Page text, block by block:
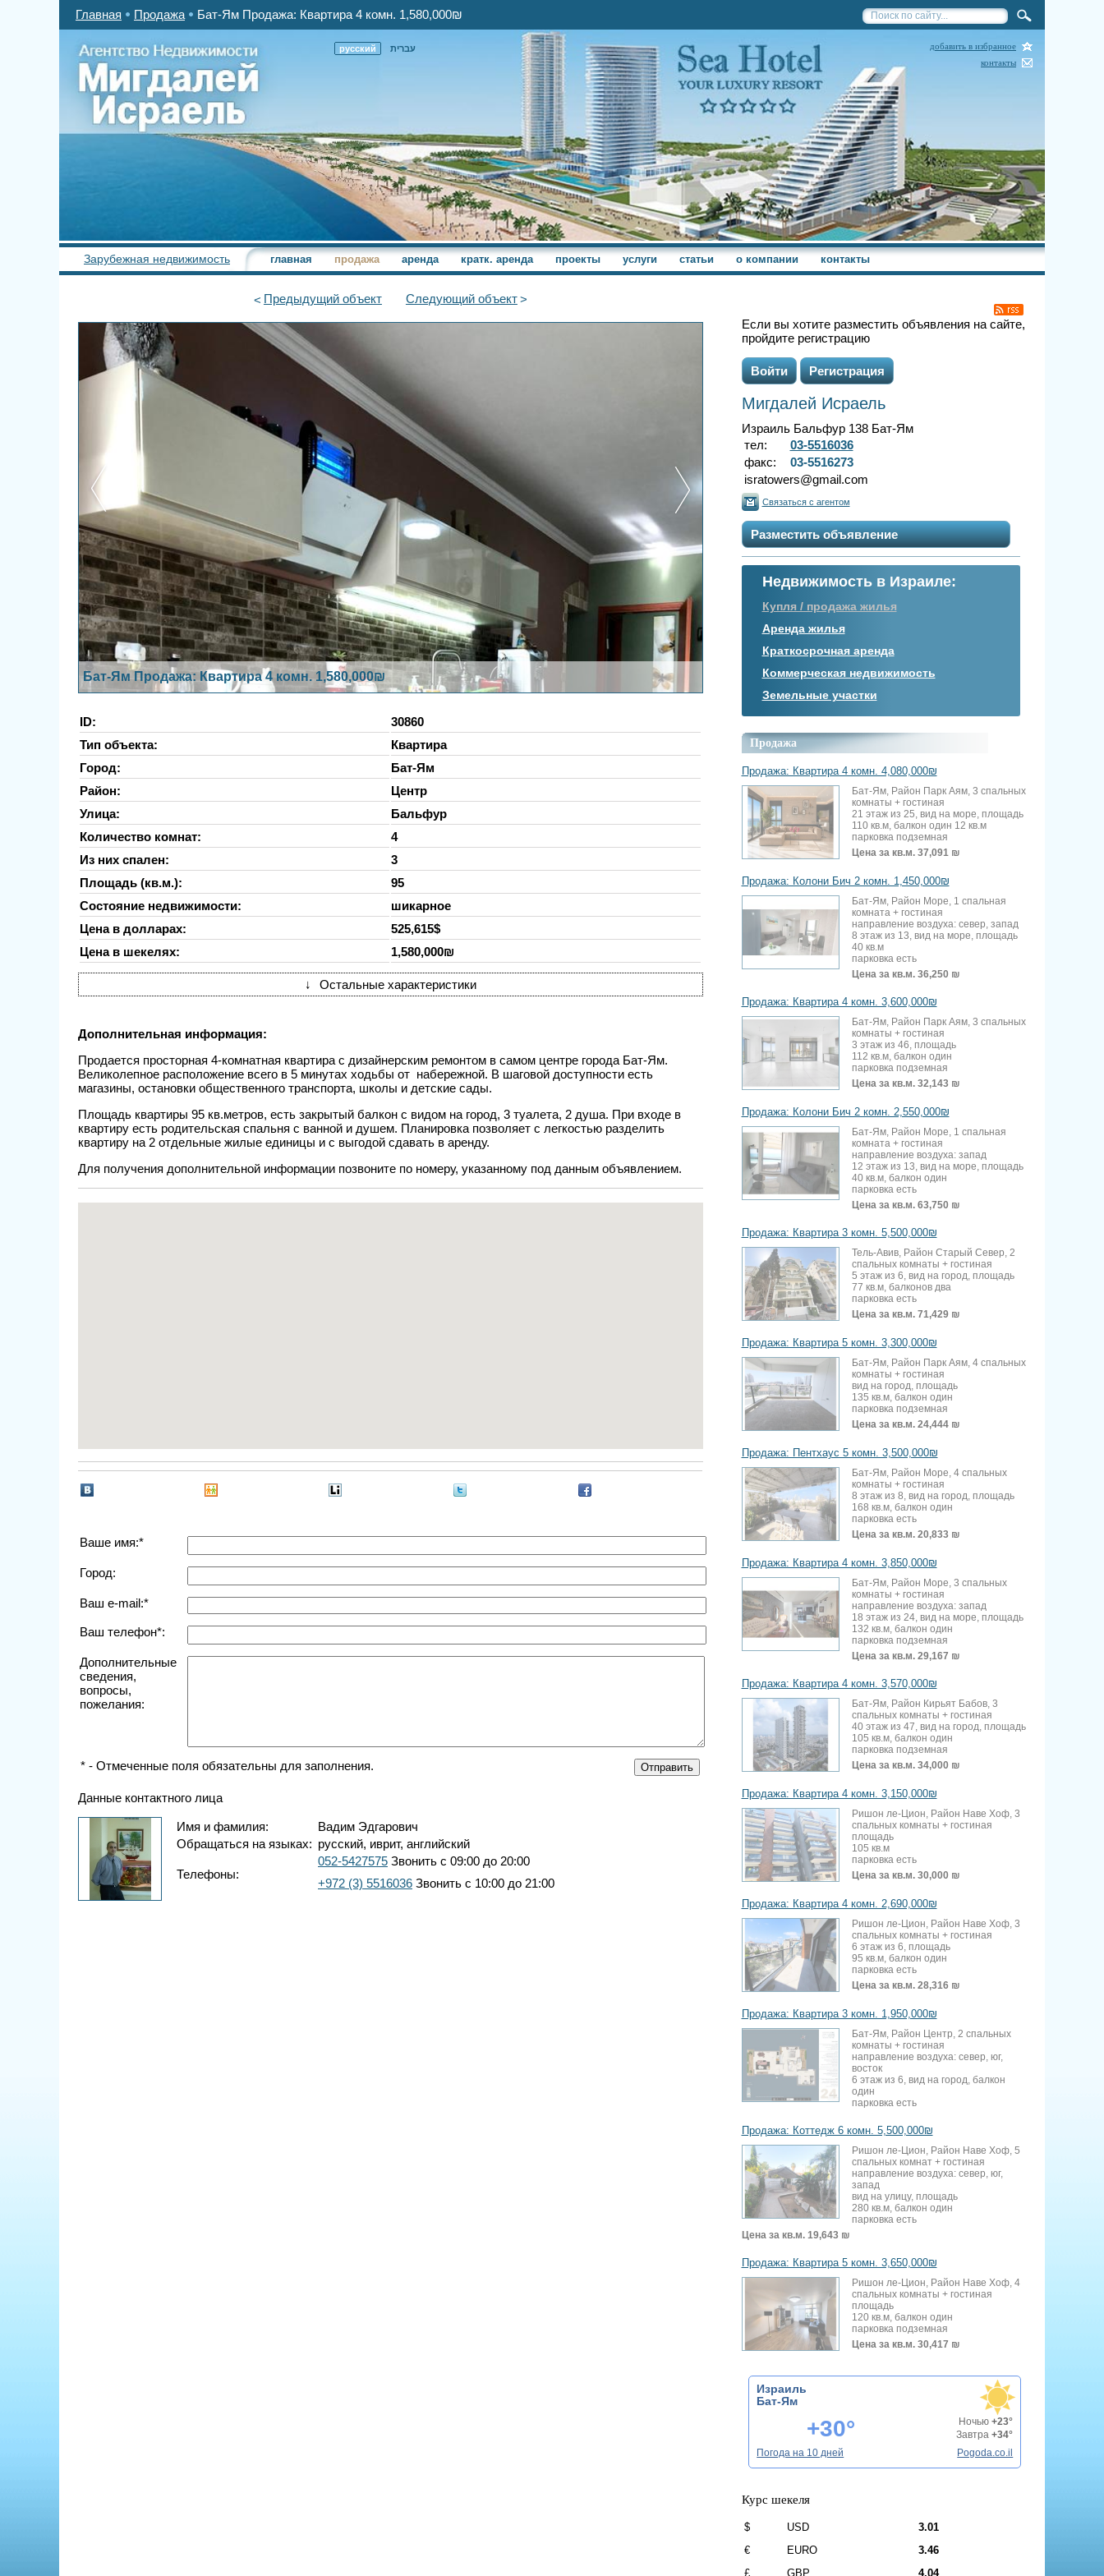
Главная Продажа Бат-Ям Продажа: Квартира 4 комн. 1,580,000₪
עברית русский
добавить в избранное
контакты
Зарубежная недвижимость главная продажа аренда кратк. аренда проекты услуги статьи о компании контакты
Предыдущийобъект Следующийобъект
Бат-Ям Продажа: Квартира 4 комн. 1,580,000₪
ID:
30860
Тип объекта:
Квартира
Город:
Бат-Ям
Район:
Центр
Улица:
Бальфур
Количество комнат:
4
Из них спален:
3
Площадь (кв.м.):
95
Состояние недвижимости:
шикарное
Цена в долларах:
525,615$
Цена в шекелях:
1,580,000₪
↓ Остальные характеристики
Дополнительная информация:
Продается просторная 4-комнатная квартира с дизайнерским ремонтом в самом центре города Бат-Ям.
Великолепное расположение всего в 5 минутах ходьбы от набережной. В шаговой доступности есть
магазины, остановки общественного транспорта, школы и детские сады.
Площадь квартиры 95 кв.метров, есть закрытый балкон с видом на город, 3 туалета, 2 душа. При входе в
квартиру есть родительская спальня с ванной и душем. Планировка позволяет с легкостью разделить
квартиру на 2 отдельные жилые единицы и с выгодой сдавать в аренду.
Для получения дополнительной информации позвоните по номеру, указанному под данным объявлением.
Ваше имя:*
Город:
Ваш e-mail:*
Ваш телефон*:
Дополнительные
сведения,
вопросы,
пожелания:
* - Отмеченные поля обязательны для заполнения.
Данные контактного лица
Имя и фамилия:
Вадим Эдгарович
Обращаться на языках: русский, иврит, английский
Телефоны:
052-5427575 Звонить с 09:00 до 20:00
+972 (3) 5516036 Звонить с 10:00 до 21:00
Если вы хотите разместить объявления на сайте,
пройдите регистрацию
Войти Регистрация
Мигдалей Исраель
Израиль Бальфур 138 Бат-Ям
тел:
03-5516036
факс:
03-5516273
isratowers@gmail.com
Связаться с агентом
Разместить объявление
Недвижимость в Израиле:
Купля / продажа жилья
Аренда жилья
Краткосрочная аренда
Коммерческая недвижимость
Земельные участки
Продажа
Продажа: Квартира 4 комн. 4,080,000₪
Бат-Ям, Район Парк Аям, 3 спальных
комнаты + гостиная
21 этаж из 25, вид на море, площадь
110 кв.м, балкон один 12 кв.м
парковка подземная
Цена за кв.м. 37,091 ₪
Продажа: Колони Бич 2 комн. 1,450,000₪
Бат-Ям, Район Море, 1 спальная
комната + гостиная
направление воздуха: север, запад
8 этаж из 13, вид на море, площадь
40 кв.м
парковка есть
Цена за кв.м. 36,250 ₪
Продажа: Квартира 4 комн. 3,600,000₪
Бат-Ям, Район Парк Аям, 3 спальных
комнаты + гостиная
3 этаж из 46, площадь
112 кв.м, балкон один
парковка подземная
Цена за кв.м. 32,143 ₪
Продажа: Колони Бич 2 комн. 2,550,000₪
Бат-Ям, Район Море, 1 спальная
комната + гостиная
направление воздуха: запад
12 этаж из 13, вид на море, площадь
40 кв.м, балкон один
парковка есть
Цена за кв.м. 63,750 ₪
Продажа: Квартира 3 комн. 5,500,000₪
Тель-Авив, Район Старый Север, 2
спальных комнаты + гостиная
5 этаж из 6, вид на город, площадь
77 кв.м, балконов два
парковка есть
Цена за кв.м. 71,429 ₪
Продажа: Квартира 5 комн. 3,300,000₪
Бат-Ям, Район Парк Аям, 4 спальных
комнаты + гостиная
вид на город, площадь
135 кв.м, балкон один
парковка подземная
Цена за кв.м. 24,444 ₪
Продажа: Пентхаус 5 комн. 3,500,000₪
Бат-Ям, Район Море, 4 спальных
комнаты + гостиная
8 этаж из 8, вид на город, площадь
168 кв.м, балкон один
парковка есть
Цена за кв.м. 20,833 ₪
Продажа: Квартира 4 комн. 3,850,000₪
Бат-Ям, Район Море, 3 спальных
комнаты + гостиная
направление воздуха: запад
18 этаж из 24, вид на море, площадь
132 кв.м, балкон один
парковка подземная
Цена за кв.м. 29,167 ₪
Продажа: Квартира 4 комн. 3,570,000₪
Бат-Ям, Район Кирьят Бабов, 3
спальных комнаты + гостиная
40 этаж из 47, вид на город, площадь
105 кв.м, балкон один
парковка подземная
Цена за кв.м. 34,000 ₪
Продажа: Квартира 4 комн. 3,150,000₪
Ришон ле-Цион, Район Наве Хоф, 3
спальных комнаты + гостиная
площадь
105 кв.м
парковка есть
Цена за кв.м. 30,000 ₪
Продажа: Квартира 4 комн. 2,690,000₪
Ришон ле-Цион, Район Наве Хоф, 3
спальных комнаты + гостиная
6 этаж из 6, площадь
95 кв.м, балкон один
парковка есть
Цена за кв.м. 28,316 ₪
Продажа: Квартира 3 комн. 1,950,000₪
Бат-Ям, Район Центр, 2 спальных
комнаты + гостиная
направление воздуха: север, юг,
восток
6 этаж из 6, вид на город, балкон
один
парковка есть
Продажа: Коттедж 6 комн. 5,500,000₪
Ришон ле-Цион, Район Наве Хоф, 5
спальных комнат + гостиная
направление воздуха: север, юг,
запад
вид на улицу, площадь
280 кв.м, балкон один
парковка есть
Цена за кв.м. 19,643 ₪
Продажа: Квартира 5 комн. 3,650,000₪
Ришон ле-Цион, Район Наве Хоф, 4
спальных комнаты + гостиная
площадь
120 кв.м, балкон один
парковка подземная
Цена за кв.м. 30,417 ₪
Израиль
Бат-Ям
+30° Ночью+23°
Завтра+34°
Погода на 10 дней
Pogoda.co.il
Курс шекеля
$ USD
3.01
€
EURO
3.46
£
GBP 4.04